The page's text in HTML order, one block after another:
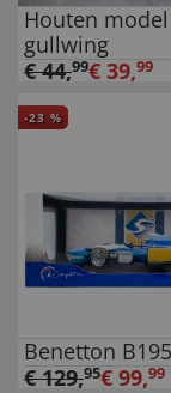
Houten model
gullwing
€44,99€ 39,99
-23 %
Benetton
€129,95€ 99,99